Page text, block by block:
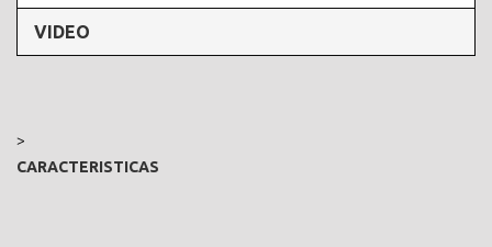
VIDEO
>
CARACTERISTICAS